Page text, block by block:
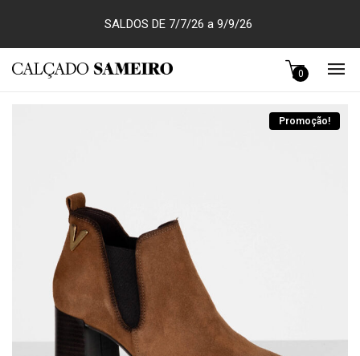
SALDOS DE 7/7/26 a 9/9/26
0
Promoção!